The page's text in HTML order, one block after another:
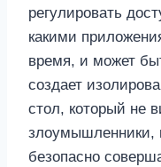
регулировать
какими
время, и может
создает
стол, который не
злоумышленники,
безопасно